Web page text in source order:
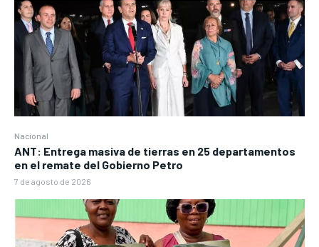
Nacional
ANT: Entrega masiva de tierras en 25 departamentos
en el remate del Gobierno Petro
7 de agosto de 2026